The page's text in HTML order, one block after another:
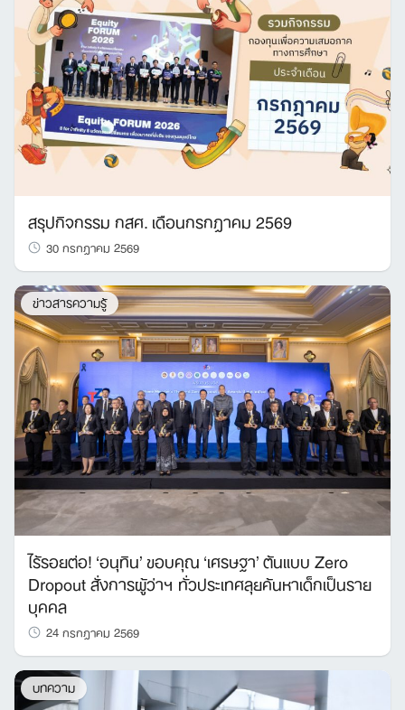
สรุปกิจกรรม กสศ. เดือนกรกฎาคม 2569
30 กรกฎาคม 2569
ข่าวสารความรู้
ไร้รอยต่อ! ‘อนุทิน’ ขอบคุณ ‘เศรษฐา’ ต้นแบบ Zero
Dropout สั่งการผู้ว่าฯ ทั่วประเทศลุยค้นหาเด็กเป็นราย
บุคคล
24 กรกฎาคม 2569
บทความ